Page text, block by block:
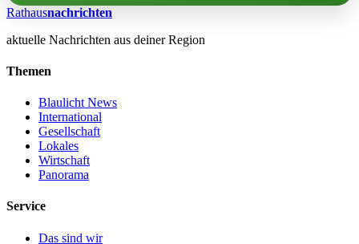
Rathausnachrichten
aktuelle Nachrichten aus deiner Region
Themen
Blaulicht News
International
Gesellschaft
Lokales
Wirtschaft
Panorama
Service
Das sind wir